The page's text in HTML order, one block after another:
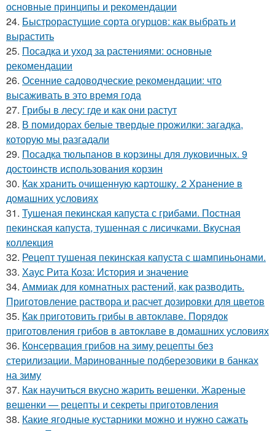
основные принципы и рекомендации
24. Быстрорастущие сорта огурцов: как выбрать и
вырастить
25. Посадка и уход за растениями: основные
рекомендации
26. Осенние садоводческие рекомендации: что
высаживать в это время года
27. Грибы в лесу: где и как они растут
28. В помидорах белые твердые прожилки: загадка,
которую мы разгадали
29. Посадка тюльпанов в корзины для луковичных. 9
достоинств использования корзин
30. Как хранить очищенную картошку. 2 Хранение в
домашних условиях
31. Тушеная пекинская капуста с грибами. Постная
пекинская капуста, тушенная с лисичками. Вкусная
коллекция
32. Рецепт тушеная пекинская капуста с шампиньонами.
33. Хаус Рита Коза: История и значение
34. Аммиак для комнатных растений, как разводить.
Приготовление раствора и расчет дозировки для цветов
35. Как приготовить грибы в автоклаве. Порядок
приготовления грибов в автоклаве в домашних условиях
36. Консервация грибов на зиму рецепты без
стерилизации. Маринованные подберезовики в банках
на зиму
37. Как научиться вкусно жарить вешенки. Жареные
вешенки — рецепты и секреты приготовления
38. Какие ягодные кустарники можно и нужно сажать